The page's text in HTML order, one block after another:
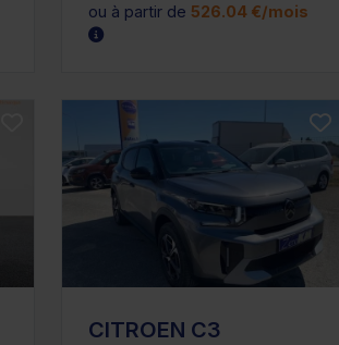
ou à partir de 526.04 €/mois
CITROEN C3